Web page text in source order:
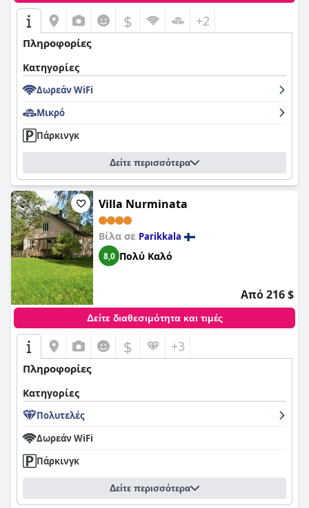
$ +2
Πληροφορίες
Κατηγορίες
Δωρεάν WiFi
Μικρό
Πάρκινγκ
Δείτε περισσότερα
Villa Nurminata
Βίλα σε Parikkala
8,0 Πολύ Καλό
Από 216 $
Δείτε διαθεσιμότητα και τιμές
$ +3
Πληροφορίες
Κατηγορίες
Πολυτελές
Δωρεάν WiFi
Πάρκινγκ
Δείτε περισσότερα